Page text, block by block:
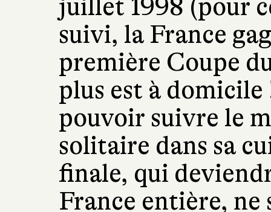
juillet 1998 (pour
suivi, la France
première Coupe
plus est à domicile
pouvoir suivre le
solitaire dans sa
finale, qui
France entière, ne